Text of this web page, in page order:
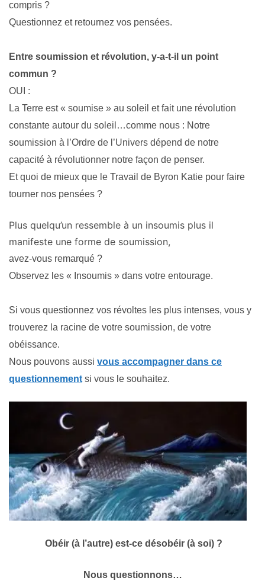
compris ?
Questionnez et retournez vos pensées.
Entre soumission et révolution, y-a-t-il un point
commun ?
OUI :
La Terre est « soumise » au soleil et fait une révolution
constante autour du soleil…comme nous : Notre
soumission à l’Ordre de l’Univers dépend de notre
capacité à révolutionner notre façon de penser.
Et quoi de mieux que le Travail de Byron Katie pour faire
tourner nos pensées ?
Plus quelqu’un ressemble à un insoumis plus il
manifeste une forme de soumission,
avez-vous remarqué ?
Observez les « Insoumis » dans votre entourage.
Si vous questionnez vos révoltes les plus intenses, vous y
trouverez la racine de votre soumission, de votre
obéissance.
Nous pouvons aussi vous accompagner dans ce
questionnementsi vous le souhaitez.
Obéir (à l’autre) est-ce désobéir (à soi) ?
Nous questionnons…